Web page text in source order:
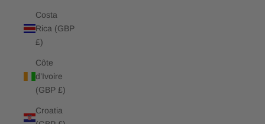
Costa
Rica (GBP
£)
Côte
d’Ivoire
(GBP £)
Croatia